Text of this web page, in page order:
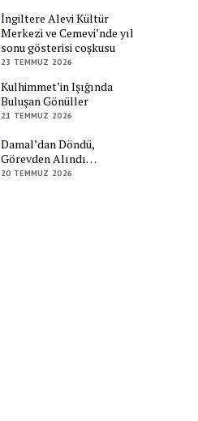
İngiltere Alevi Kültür
Merkezi ve Cemevi’nde yıl
sonu gösterisi coşkusu
23 TEMMUZ 2026
Kulhimmet’in Işığında
Buluşan Gönüller
21 TEMMUZ 2026
Damal’dan Döndü,
Görevden Alındı…
20 TEMMUZ 2026